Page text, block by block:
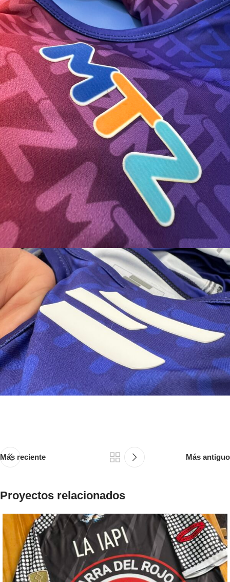
Más reciente Más antiguo
Proyectos relacionados